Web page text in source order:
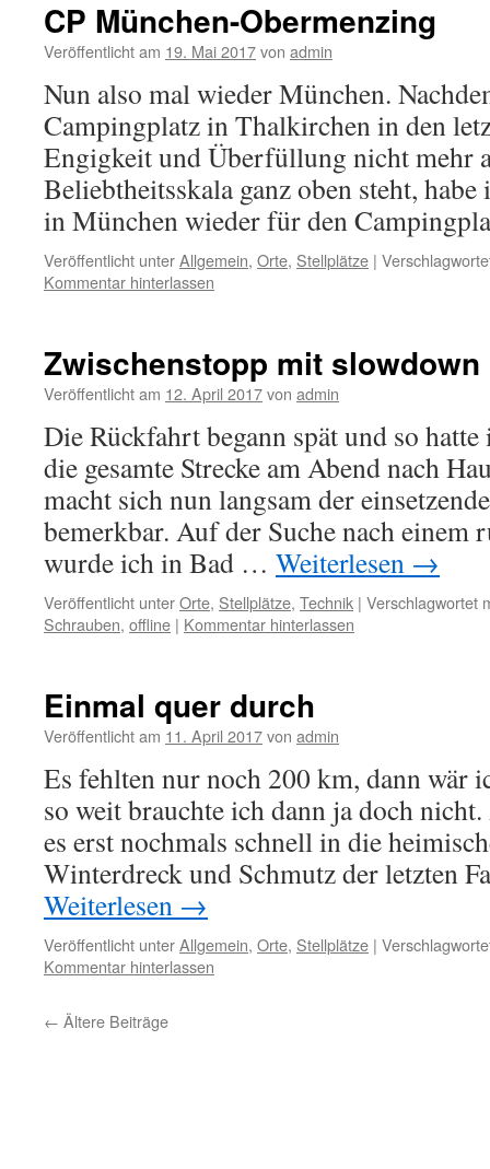
CP München-Obermenzing
Veröffentlicht am 19. Mai 2017von admin
Nun also mal wieder München.
Campingplatz in Thalkirchen in den
Engigkeit und Überfüllung nicht mehr
Beliebtheitsskala ganz oben steht,
in München wieder für den
Veröffentlicht unterAllgemein, Orte, Stellplätze |
Kommentar hinterlassen
Zwischenstopp mit slowdown
Veröffentlicht am 12. April 2017von admin
Die Rückfahrt begann spät und so
die gesamte Strecke am Abend nach
macht sich nun langsam der
bemerkbar. Auf der Suche nach einem
wurde ich in Bad … Weiterlesen →
Veröffentlicht unterOrte, Stellplätze, Technik | Verschlagwortet
Schrauben, offline | Kommentar hinterlassen
Einmal quer durch
Veröffentlicht am 11. April 2017von admin
Es fehlten nur noch 200 km, dann wär
so weit brauchte ich dann ja doch
es erst nochmals schnell in die
Winterdreck und Schmutz der letzten
Weiterlesen →
Veröffentlicht unterAllgemein, Orte, Stellplätze |
Kommentar hinterlassen
← Ältere Beiträge